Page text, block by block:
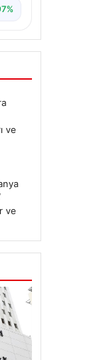
ve
ve